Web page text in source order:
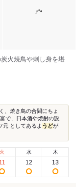
火焼鳥や刺し身を堪
、焼き鳥の合間にちょ
で、日本酒や焼酎の説
元 としてあるよ うどが
火
11
水
12
木
13